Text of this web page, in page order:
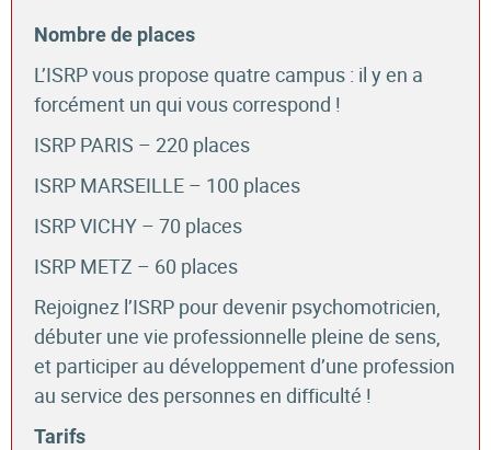
Nombre de places
L’ISRP vous propose quatre campus : il y en a
forcément un qui vous correspond !
ISRP PARIS – 220 places
ISRP MARSEILLE – 100 places
ISRP VICHY – 70 places
ISRP METZ – 60 places
Rejoignez l’ISRP pour devenir psychomotricien,
débuter une vie professionnelle pleine de sens,
et participer au développement d’une profession
au service des personnes en difficulté !
Tarifs